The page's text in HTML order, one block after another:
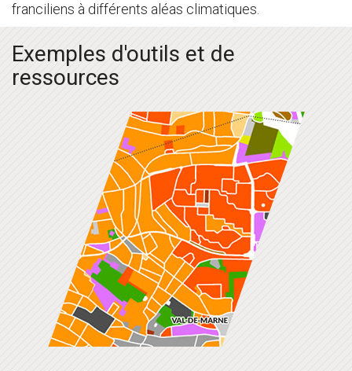
franciliens à différents aléas climatiques.
Exemples d'outils et de
ressources